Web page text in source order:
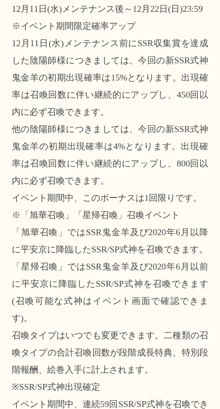
12月11日(水)メンテナンス後～12月22日(日)23:59
※イベント期間限定確率アップ
12月11日(水)メンテナンス前にSSR収集賞を達成
した陰陽師様につきましては、今回の新SSR式神
鬼金羊の初期出現確率は15%となります。出現確
率は召喚回数に伴い継続的にアップし、450回以
内に必ず召喚できます。
他の陰陽師様につきましては、今回の新SSR式神
鬼金羊の初期出現確率は4%となります。出現確
率は召喚回数に伴い継続的にアップし、800回以
内に必ず召喚できます。
イベント期間中、このボーナスは1回限りです。
※「旭華召喚」「星帰召喚」召喚イベント
「旭華召喚」ではSSR鬼金羊及び2020年6月以降
に平安京に降臨したSSR/SP式神を召喚できます。
「星帰召喚」ではSSR鬼金羊及び2020年6月以前
に平安京に降臨したSSR/SP式神を召喚できます
(召喚可能な式神はイベント画面で確認できま
す)。
召喚タイプはいつでも変更できます。二種類の召
喚タイプの合計召喚回数が段階成長特典、特別段
階報酬、絵巻入手に計上されます。
※SSR/SP式神出現確定
イベント期間中、連続59回SSR/SP式神を召喚でき